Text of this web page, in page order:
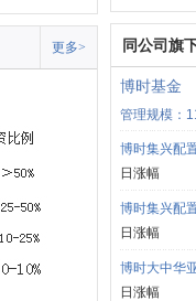
更多> 同公司旗
博时基金
管理规模：
博时集兴配
日涨幅
博时集兴配
日涨幅
博时大中华
日涨幅